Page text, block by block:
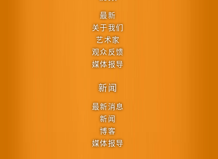
最新
关于我们
艺术家
观众反馈
媒体报导
新闻
最新消息
新闻
博客
媒体报导